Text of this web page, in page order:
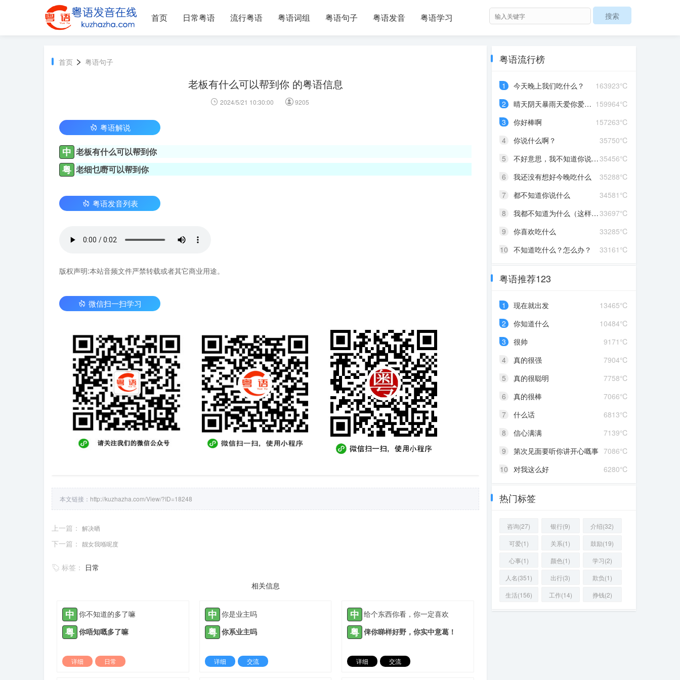
首页 日常粤语 流行粤语 粤语词组 粤语句子 粤语发音 粤语学习
首页 > 粤语句子
老板有什么可以帮到你 的粤语信息
2024/5/21 10:30:00 9205
粤语解说
中 老板有什么可以帮到你
粤 老细乜嘢可以帮到你
粤语发音列表
版权声明:本站音频文件严禁转载或者其它商业用途。
微信扫一扫学习
本文链接： http://kuzhazha.com/View/?ID=18248
上一篇： 解决晒
下一篇： 靓女我喺呢度
标签： 日常
相关信息
中 你不知道的多了嘛
粤 你唔知嘅多了嘛
详细
日常
中 你是业主吗
粤 你系业主吗
详细
交流
中 给个东西你看，你一定喜欢
粤 俾你睇样好野，你实中意葛！
详细
交流
粤语流行榜
163923℃
1
今天晚上我们吃什么？
159964℃
2
晴天阴天暴雨天爱你爱到发晒颠红茶绿茶菊花茶爱你爱到蒙查查
157263℃
3
你好棒啊
35750℃
4
你说什么啊？
35456℃
5
不好意思，我不知道你说什么
35288℃
6
我还没有想好今晚吃什么
34581℃
7
都不知道你说什么
33697℃
8
我都不知道为什么（这样做）
33285℃
9
你喜欢吃什么
33161℃
10 不知道吃什么？怎么办？
粤语推荐123
13465℃
1
现在就出发
10484℃
2
你知道什么
9171℃
3
很帅
7904℃
4
真的很强
7758℃
5
真的很聪明
7066℃
6
真的很棒
6813℃
7
什么话
7139℃
8
信心满满
7086℃
9
第次见面要听你讲开心嘅事
6280℃
10 对我这么好
热门标签
咨询(27) 银行(9)
介绍(32)
可爱(1)
关系(1)
鼓励(19)
心事(1)
颜色(1)
学习(2)
人名(351)
出行(3)
欺负(1)
生活(156)
工作(14) 挣钱(2)